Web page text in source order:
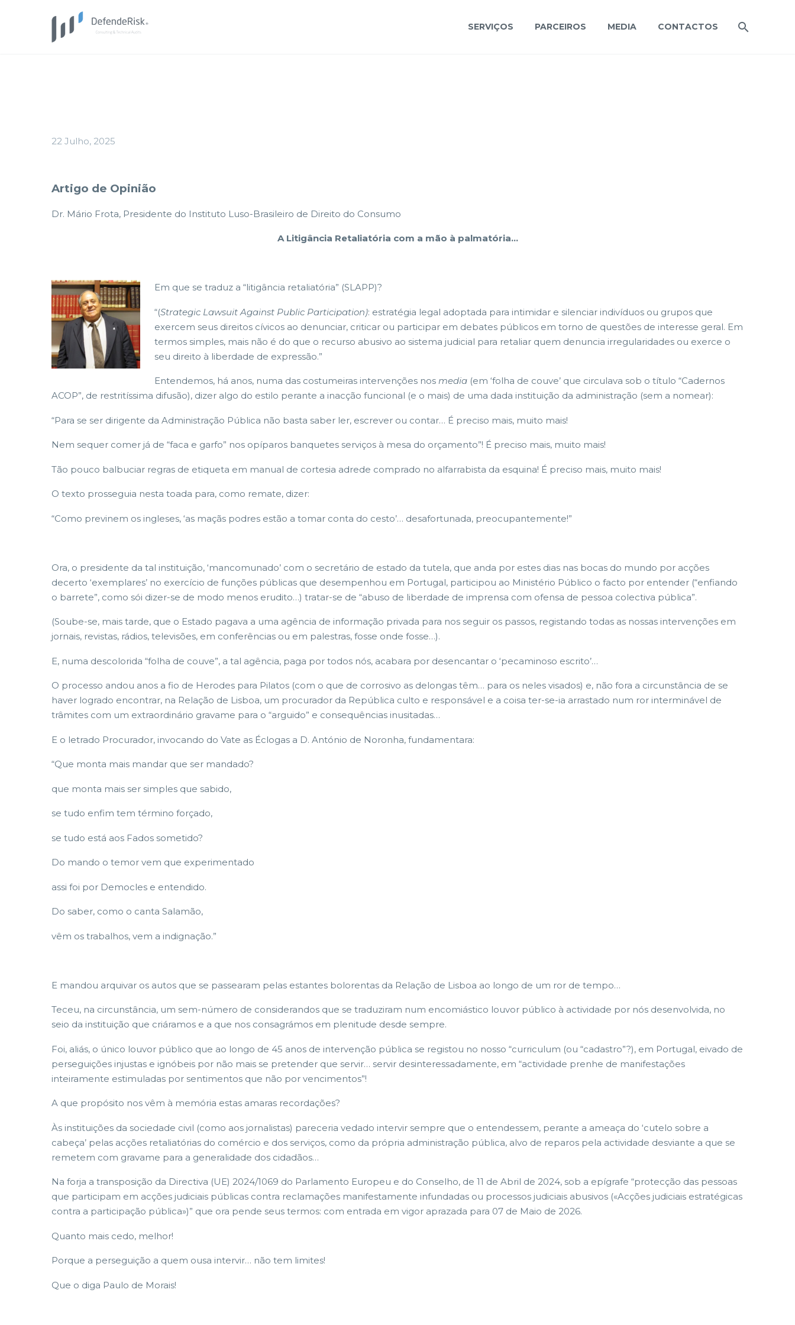
SERVIÇOS PARCEIROS MEDIA CONTACTOS
22 Julho, 2025
Artigo de Opinião
Dr. Mário Frota, Presidente do Instituto Luso-Brasileiro de Direito do Consumo
A Litigância Retaliatória com a mão à palmatória…
Em que se traduz a “litigância retaliatória” (SLAPP)?
“(Strategic Lawsuit Against Public Participation): estratégia legal adoptada para intimidar e silenciar indivíduos ou grupos que
exercem seus direitos cívicos ao denunciar, criticar ou participar em debates públicos em torno de questões de interesse geral. Em
termos simples, mais não é do que o recurso abusivo ao sistema judicial para retaliar quem denuncia irregularidades ou exerce o
seu direito à liberdade de expressão.”
Entendemos, há anos, numa das costumeiras intervenções nos media (em ‘folha de couve’ que circulava sob o título “Cadernos
ACOP”, de restritíssima difusão), dizer algo do estilo perante a inacção funcional (e o mais) de uma dada instituição da administração (sem a nomear):
“Para se ser dirigente da Administração Pública não basta saber ler, escrever ou contar… É preciso mais, muito mais!
Nem sequer comer já de “faca e garfo” nos opíparos banquetes serviços à mesa do orçamento”! É preciso mais, muito mais!
Tão pouco balbuciar regras de etiqueta em manual de cortesia adrede comprado no alfarrabista da esquina! É preciso mais, muito mais!
O texto prosseguia nesta toada para, como remate, dizer:
“Como previnem os ingleses, ‘as maçãs podres estão a tomar conta do cesto’… desafortunada, preocupantemente!”
Ora, o presidente da tal instituição, ‘mancomunado’ com o secretário de estado da tutela, que anda por estes dias nas bocas do mundo por acções
decerto ‘exemplares’ no exercício de funções públicas que desempenhou em Portugal, participou ao Ministério Público o facto por entender (“enfiando
o barrete”, como sói dizer-se de modo menos erudito…) tratar-se de “abuso de liberdade de imprensa com ofensa de pessoa colectiva pública”.
(Soube-se, mais tarde, que o Estado pagava a uma agência de informação privada para nos seguir os passos, registando todas as nossas intervenções em
jornais, revistas, rádios, televisões, em conferências ou em palestras, fosse onde fosse…).
E, numa descolorida “folha de couve”, a tal agência, paga por todos nós, acabara por desencantar o ‘pecaminoso escrito’…
O processo andou anos a fio de Herodes para Pilatos (com o que de corrosivo as delongas têm… para os neles visados) e, não fora a circunstância de se
haver logrado encontrar, na Relação de Lisboa, um procurador da República culto e responsável e a coisa ter-se-ia arrastado num ror interminável de
trâmites com um extraordinário gravame para o “arguido” e consequências inusitadas…
E o letrado Procurador, invocando do Vate as Éclogas a D. António de Noronha, fundamentara:
“Que monta mais mandar que ser mandado?
que monta mais ser simples que sabido,
se tudo enfim tem término forçado,
se tudo está aos Fados sometido?
Do mando o temor vem que experimentado
assi foi por Democles e entendido.
Do saber, como o canta Salamão,
vêm os trabalhos, vem a indignação.”
E mandou arquivar os autos que se passearam pelas estantes bolorentas da Relação de Lisboa ao longo de um ror de tempo…
Teceu, na circunstância, um sem-número de considerandos que se traduziram num encomiástico louvor público à actividade por nós desenvolvida, no
seio da instituição que criáramos e a que nos consagrámos em plenitude desde sempre.
Foi, aliás, o único louvor público que ao longo de 45 anos de intervenção pública se registou no nosso “curriculum (ou “cadastro”?), em Portugal, eivado de
perseguições injustas e ignóbeis por não mais se pretender que servir… servir desinteressadamente, em “actividade prenhe de manifestações
inteiramente estimuladas por sentimentos que não por vencimentos”!
A que propósito nos vêm à memória estas amaras recordações?
Às instituições da sociedade civil (como aos jornalistas) pareceria vedado intervir sempre que o entendessem, perante a ameaça do ‘cutelo sobre a
cabeça’ pelas acções retaliatórias do comércio e dos serviços, como da própria administração pública, alvo de reparos pela actividade desviante a que se
remetem com gravame para a generalidade dos cidadãos…
Na forja a transposição da Directiva (UE) 2024/1069 do Parlamento Europeu e do Conselho, de 11 de Abril de 2024, sob a epígrafe “protecção das pessoas
que participam em acções judiciais públicas contra reclamações manifestamente infundadas ou processos judiciais abusivos («Acções judiciais estratégicas
contra a participação pública»)” que ora pende seus termos: com entrada em vigor aprazada para 07 de Maio de 2026.
Quanto mais cedo, melhor!
Porque a perseguição a quem ousa intervir… não tem limites!
Que o diga Paulo de Morais!